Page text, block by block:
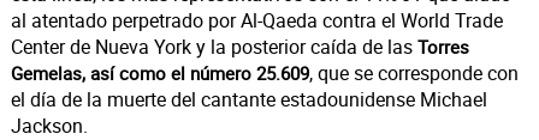
al atentado perpetrado por Al-Qaeda contra el World Trade
Center de Nueva York y la posterior caída de las Torres
Gemelas, así como el número 25.609, que se corresponde con
el día de la muerte del cantante estadounidense Michael
Jackson.